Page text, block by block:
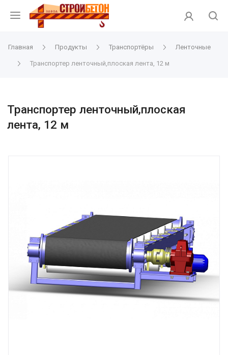
Главная Продукты Транспортёры Ленточные
Транспортер ленточный,плоская лента, 12 м
Транспортер ленточный,плоская
лента, 12 м